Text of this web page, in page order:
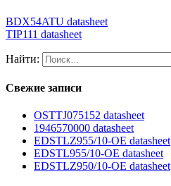
BDX54ATU datasheet
TIP111 datasheet
Найти:
Свежие записи
OSTTJ075152 datasheet
1946570000 datasheet
EDSTLZ955/10-OE datasheet
EDSTL955/10-OE datasheet
EDSTLZ950/10-OE datasheet